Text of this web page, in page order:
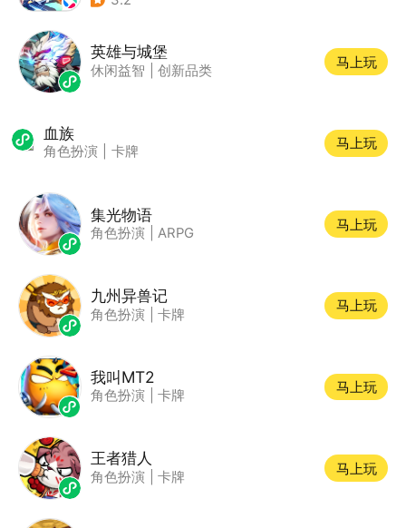
英雄与城堡
休闲益智 创新品类
马上玩
血族
角色扮演 卡牌
马上玩
集光物语
角色扮演 ARPG
马上玩
九州异兽记
角色扮演 卡牌
马上玩
我叫MT2
角色扮演 卡牌
马上玩
王者猎人
角色扮演 卡牌
马上玩